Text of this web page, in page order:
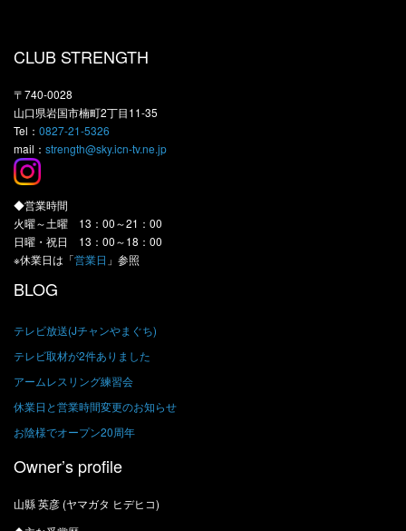
CLUB STRENGTH
〒740-0028
山口県岩国市楠町2丁目11-35
Tel： 0827-21-5326
mail： strength@sky.icn-tv.ne.jp
◆営業時間
火曜～土曜 13：00～21：00
日曜・祝日 13：00～18：00
※休業日は「営業日 」参照
BLOG
テレビ放送(Jチャンやまぐち)
テレビ取材が2件ありました
アームレスリング練習会
休業日と営業時間変更のお知らせ
お陰様でオープン20周年
Owner’s profile
山縣 英彦 (ヤマガタ ヒデヒコ)